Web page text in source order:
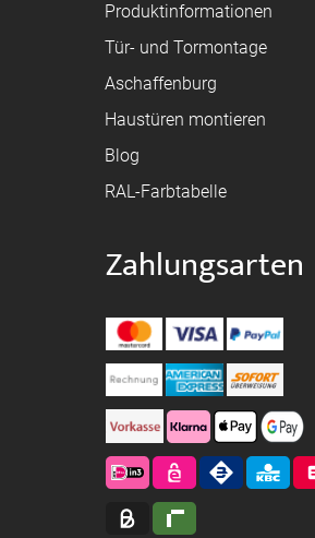
Produktinformationen
Tür- und Tormontage
Aschaffenburg
Haustüren montieren
Blog
RAL-Farbtabelle
Zahlungsarten